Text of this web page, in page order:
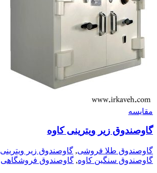
مقايسه
گاوصندوق زیر ویترینی کاوه
گاوصندوق طلا فروشی, گاوصندوق زیر ویترینی
گاوصندوق سنگین کاوه, گاوصندوق فروشگاهی